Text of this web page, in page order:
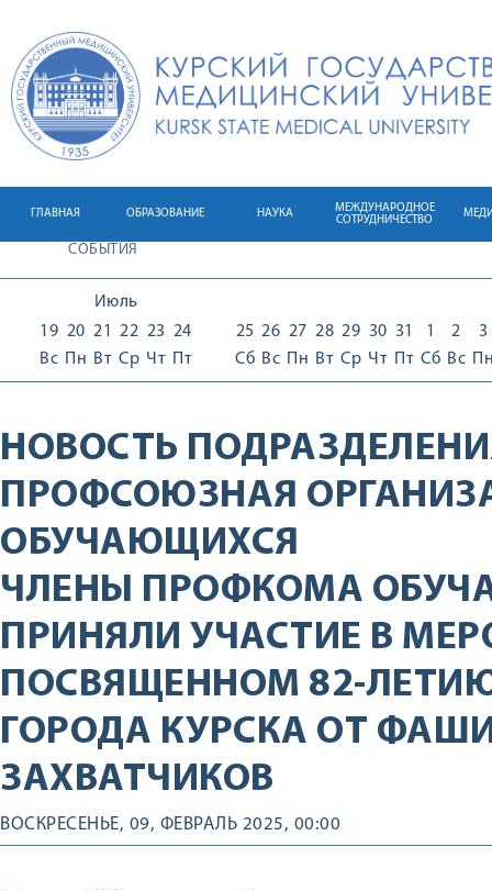
ГЛАВНАЯ ОБРАЗОВАНИЕ НАУКА
МЕЖДУНАРОДНОЕ
СОТРУДНИЧЕСТВО
СОБЫТИЯ
Июль
19
Вс
20
Пн
21
Вт
22
Ср
23
Чт
24
Пт
25
Сб
26
Вс
27
Пн
28
Вт
29
Ср
30
Чт
31
Пт
1
Сб
2
Вс
3
НОВОСТЬ
ПРОФСОЮЗНАЯ
ОБУЧАЮЩИХСЯ
ЧЛЕНЫ ПРОФКОМА
ПРИНЯЛИ УЧАСТИЕ В
ПОСВЯЩЕННОМ 82-
ГОРОДА КУРСКА ОТ
ЗАХВАТЧИКОВ
ВОСКРЕСЕНЬЕ, 09, ФЕВРАЛЬ 2025, 00:00